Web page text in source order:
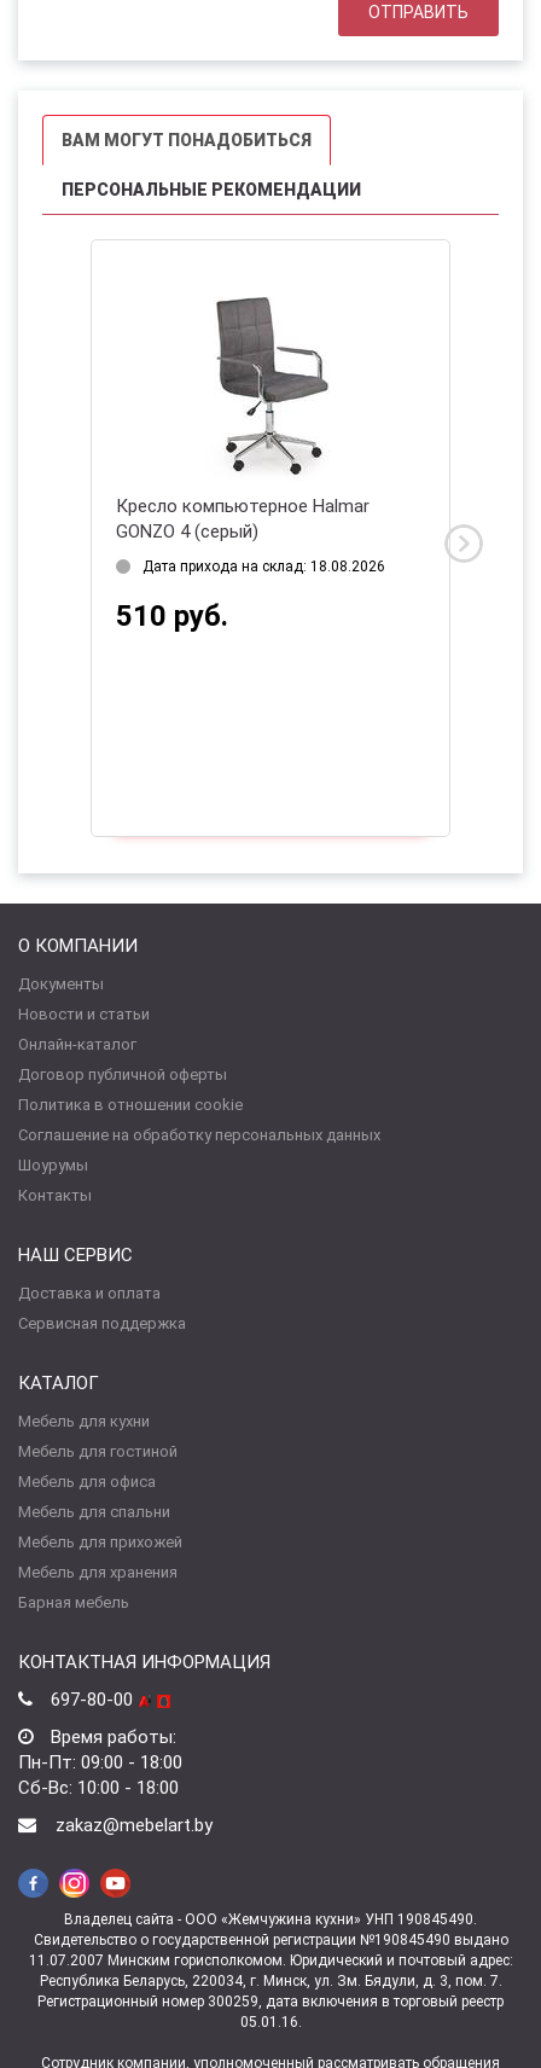
ВАМ МОГУТ ПОНАДОБИТЬСЯ
ПЕРСОНАЛЬНЫЕ РЕКОМЕНДАЦИИ
Кресло компьютерное Halmar
GONZO 4 (серый)
Дата прихода на склад: 18.08.2026
510 руб.
О КОМПАНИИ
Документы
Новости и статьи
Онлайн-каталог
Договор публичной оферты
Политика в отношении cookie
Соглашение на обработку персональных данных
Шоурумы
Контакты
НАШ СЕРВИС
Доставка и оплата
Сервисная поддержка
КАТАЛОГ
Мебель для кухни
Мебель для гостиной
Мебель для офиса
Мебель для спальни
Мебель для прихожей
Мебель для хранения
Барная мебель
КОНТАКТНАЯ ИНФОРМАЦИЯ
697-80-00
Время работы:
Пн-Пт: 09:00 - 18:00
Сб-Вс: 10:00 - 18:00
zakaz@mebelart.by
Владелец сайта - ООО «Жемчужина кухни» УНП 190845490.
Свидетельство о государственной регистрации №190845490 выдано
11.07.2007 Минским горисполкомом. Юридический и почтовый адрес:
Республика Беларусь, 220034, г. Минск, ул. Зм. Бядули, д. 3, пом. 7.
Регистрационный номер 300259, дата включения в торговый реестр
05.01.16.
Сотрудник компании, уполномоченный рассматривать обращения